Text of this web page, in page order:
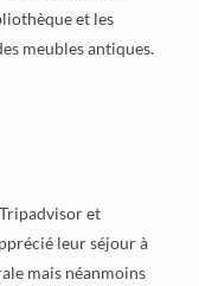
et les
meubles antiques.
et
leur séjour à
mais néanmoins